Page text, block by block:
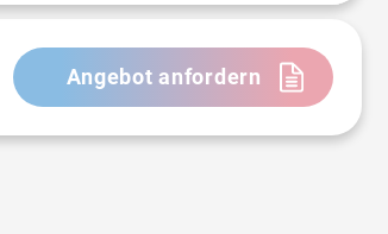
Angebot anfordern